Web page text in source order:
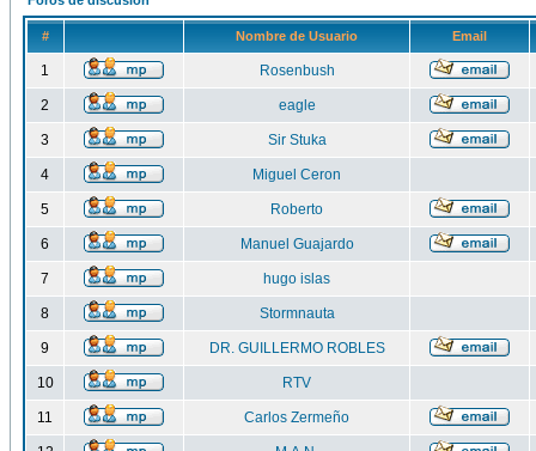
# Nombre de Usuario Email
1 Rosenbush
2 eagle
3 Sir Stuka
4 Miguel Ceron
5 Roberto
6 Manuel Guajardo
7 hugo islas
8 Stormnauta
9 DR. GUILLERMO ROBLES
10 RTV
11 Carlos Zermeño